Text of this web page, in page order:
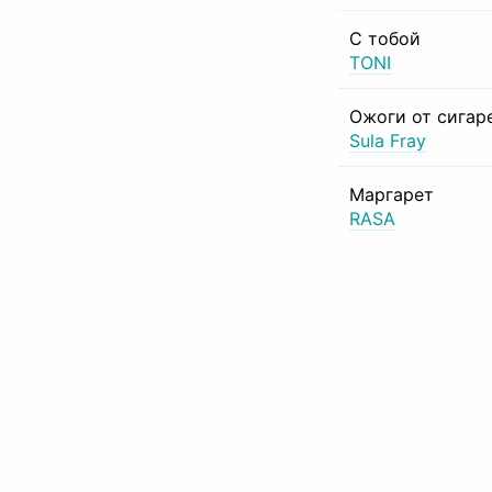
С тобой
TONI
Ожоги от
Sula Fray
Маргарет
RASA